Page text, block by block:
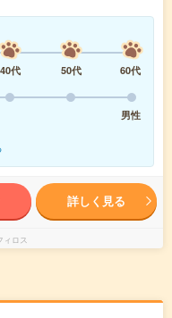
40代 50代
60代
男性
詳しく見る
ィロス